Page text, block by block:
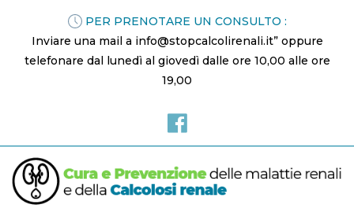
PER PRENOTARE UN CONSULTO :
Inviare una mail a info@stopcalcolirenali.it” oppure
telefonare dal lunedì al giovedì dalle ore 10,00 alle ore
19,00